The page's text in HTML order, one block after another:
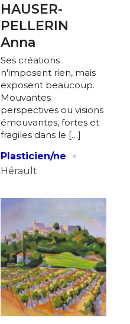
HAUSER-
PELLERIN
Anna
Ses créations
n'imposent rien, mais
exposent beaucoup.
Mouvantes
perspectives ou visions
émouvantes, fortes et
fragiles dans le […]
Plasticien/ne
·
Hérault